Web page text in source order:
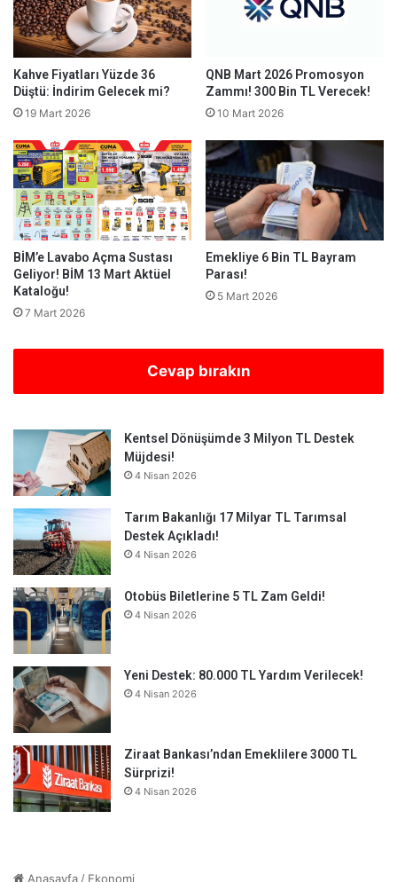
Kahve Fiyatları Yüzde 36
Düştü: İndirim Gelecek mi?
19 Mart 2026
QNB Mart 2026 Promosyon
Zammı! 300 Bin TL Verecek!
10 Mart 2026
BİM’e Lavabo Açma Sustası
Geliyor! BİM 13 Mart Aktüel
Kataloğu!
7 Mart 2026
Emekliye 6 Bin TL Bayram
Parası!
5 Mart 2026
Cevap bırakın
Kentsel Dönüşümde 3 Milyon TL Destek
Müjdesi!
4 Nisan 2026
Tarım Bakanlığı 17 Milyar TL Tarımsal
Destek Açıkladı!
4 Nisan 2026
Otobüs Biletlerine 5 TL Zam Geldi!
4 Nisan 2026
Yeni Destek: 80.000 TL Yardım Verilecek!
4 Nisan 2026
Ziraat Bankası’ndan Emeklilere 3000 TL
Sürprizi!
4 Nisan 2026